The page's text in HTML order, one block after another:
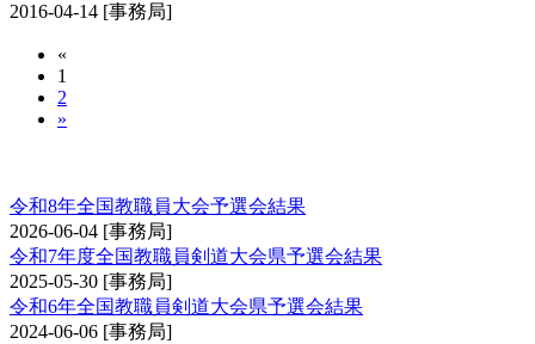
2016-04-14 [事務局]
«
1
2
»
令和8年全国教職員大会予選会結果
2026-06-04 [事務局]
令和7年度全国教職員剣道大会県予選会結果
2025-05-30 [事務局]
令和6年全国教職員剣道大会県予選会結果
2024-06-06 [事務局]